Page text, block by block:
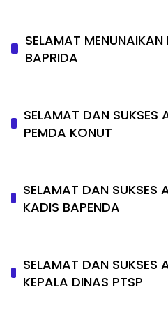
SELAMAT
BAPRIDA
SELAMAT DAN SUKSES
PEMDA KONUT
SELAMAT DAN SUKSES
KADIS BAPENDA
SELAMAT DAN SUKSES
KEPALA DINAS PTSP